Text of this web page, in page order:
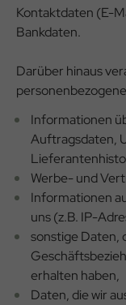
Kontaktdaten (E-
Bankdaten.
Darüber hinaus
Informationen
Auftragsdaten,
Werbe- und
Informationen
uns (z.B. IP-
sonstige Daten,
erhalten haben,
Daten, die wir